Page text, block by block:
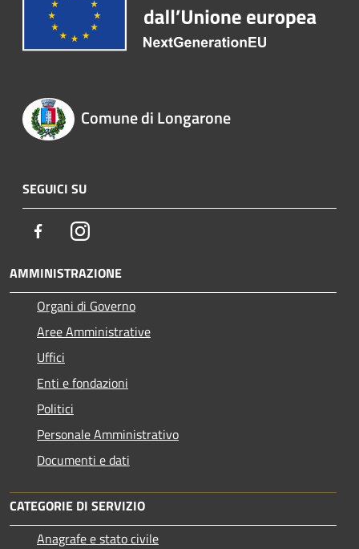
Comune di Longarone
SEGUICI SU
FacebookInstagram
AMMINISTRAZIONE
Organi di Governo
Aree Amministrative
Uffici
Enti e fondazioni
Politici
Personale Amministrativo
Documenti e dati
CATEGORIE DI SERVIZIO
Anagrafe e stato civile